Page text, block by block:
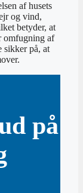
af husets
og vind,
betyder, at
omfugning af
sikker på, at
på